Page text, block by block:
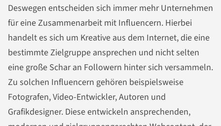
Deswegen entscheiden sich immer mehr Unternehmen
für eine Zusammenarbeit mit Influencern. Hierbei
handelt es sich um Kreative aus dem Internet, die eine
bestimmte Zielgruppe ansprechen und nicht selten
eine große Schar an Followern hinter sich versammeln.
Zu solchen Influencern gehören beispielsweise
Fotografen, Video-Entwickler, Autoren und
Grafikdesigner. Diese entwickeln ansprechenden,